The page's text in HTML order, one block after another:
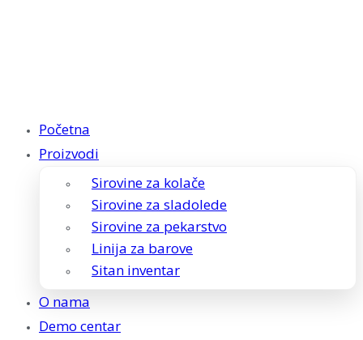
Početna
Proizvodi
Sirovine za kolače
Sirovine za sladolede
Sirovine za pekarstvo
Linija za barove
Sitan inventar
O nama
Demo centar